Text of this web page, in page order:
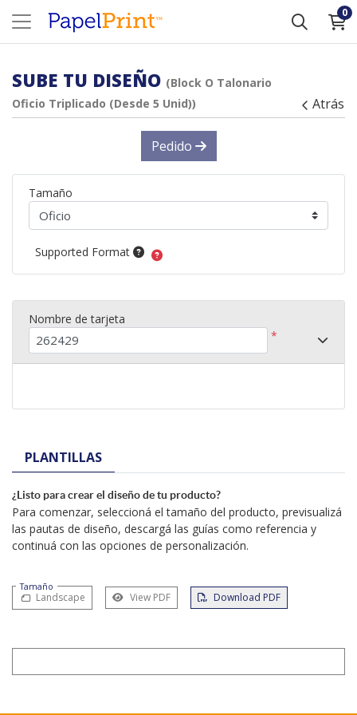
0
SUBE TU DISEÑO (Block O Talonario
Oficio Triplicado (Desde 5 Unid))
Atrás
PLANTILLAS
¿Listo para crear el diseño de tu producto?
Para comenzar, seleccioná el tamaño del producto, previsualizá
las pautas de diseño, descargá las guías como referencia y
continuá con las opciones de personalización.
Tamaño
Landscape View PDF Download PDF
Pedido
Tamaño
Supported Format
Nombre de tarjeta
*